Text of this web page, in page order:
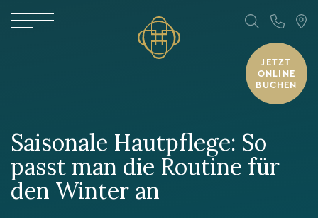
JETZT
ONLINE
BUCHEN
Saisonale Hautpflege: So
passt man die Routine für
den Winter an